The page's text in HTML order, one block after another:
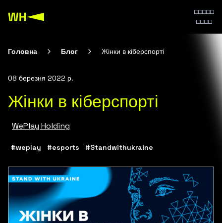
Головна Блог Жінки в кіберспорті
08 березня 2022 р.
Жінки в кіберспорті
WePlay Holding
#weplay #esports #Standwithukraine